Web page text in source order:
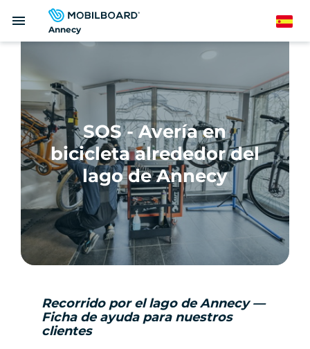
Annecy
menu Spanish
SOS - Avería en
bicicleta alrededor del
lago de Annecy
Recorrido por el lago de Annecy —
Ficha de ayuda para nuestros
clientes